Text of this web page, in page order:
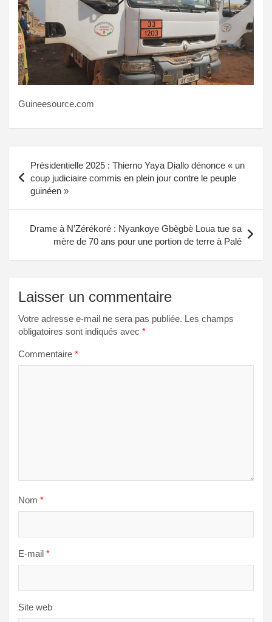
Guineesource.com
de
l’article
Présidentielle 2025 : Thierno Yaya Diallo dénonce « un
coup judiciaire commis en plein jour contre le peuple
guinéen »
Drame à N’Zérékoré : Nyankoye Gbègbè Loua tue sa
mère de 70 ans pour une portion de terre à Palé
Laisser un commentaire
Votre adresse e-mail ne sera pas publiée. Les champs
obligatoires sont indiqués avec *
Commentaire *
Nom *
E-mail *
Site web